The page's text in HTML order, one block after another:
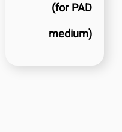
(for PAD
medium)